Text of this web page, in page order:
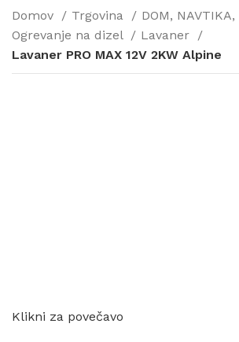
Login / Register
Domov Trgovina
DOM, NAVTIKA,
Ogrevanje na dizel
Lavaner
Lavaner PRO MAX 12V 2KW Alpine
Klikni za povečavo